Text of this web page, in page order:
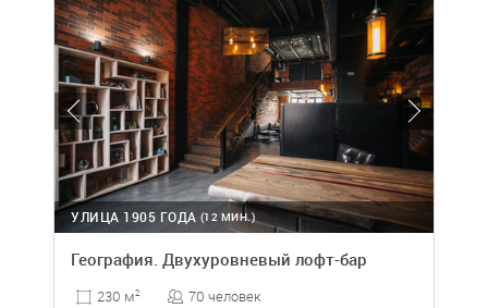
(12 МИН.)
УЛИЦА 1905 ГОДА
География. Двухуровневый лофт-бар
230 м2 70 человек